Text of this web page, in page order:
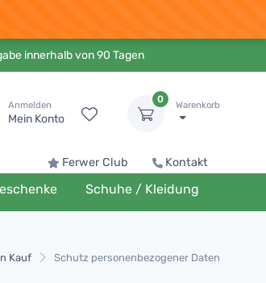
innerhalb von 90 Tagen
Anmelden
Mein Konto
0
Warenkorb
Ferwer Club Kontakt
Schuhe / Kleidung
Kauf Schutz personenbezogener Daten